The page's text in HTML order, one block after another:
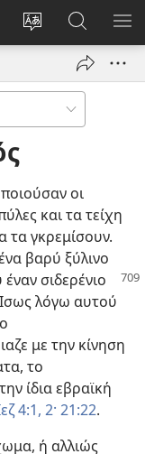
Αλλαγή
γλώσσας
ιστότοπου
Σύνδεση
(ανοίγει
παράθυρο)
στο
JW.ORG
οι
και τα τείχη
τα γκρεμίσουν.
βαρύ ξύλινο
σιδερένιο
λόγω αυτού
με την κίνηση
το
ίδια εβραϊκή
4:1, 2· 21:22.
ή αλλιώς